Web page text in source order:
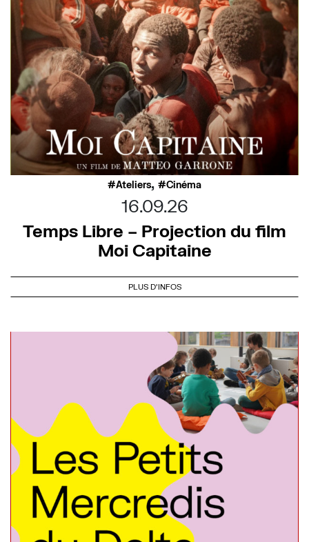
Ateliers, Cinéma
16.09.26
Temps Libre – Projection du film
Moi Capitaine
PLUS D'INFOS